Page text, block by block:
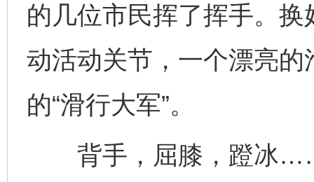
的几位市民挥了挥手。
动活动关节，一个漂亮
的“滑行大军”。
背手，屈膝，蹬冰……